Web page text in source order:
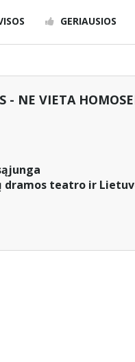
GERIAUSIOS
- NE VIETA
dramos teatro ir